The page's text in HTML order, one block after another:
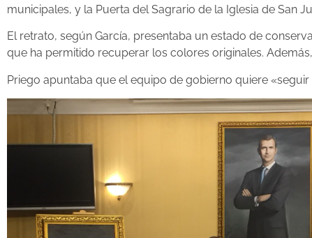
municipales, y la Puerta del Sagrario de la Iglesia de San
El retrato, según García, presentaba un estado de
que ha permitido recuperar los colores originales.
Priego apuntaba que el equipo de gobierno quiere